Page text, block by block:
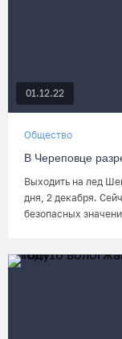
01.12.22
Общество
В Череповце
Выходить на лед
дня, 2 декабря.
безопасных